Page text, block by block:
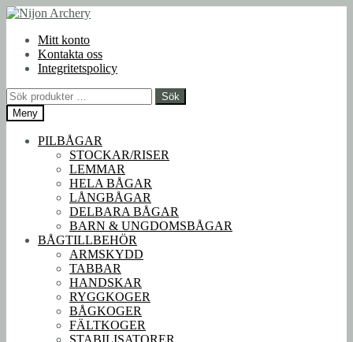
Hoppa
navigering
Hoppa
innehållMitt konto
Kontakta oss
Integritetspolicy
Sök
efter:
Sök
Meny
PILBÅGAR
STOCKAR/RISER
LEMMAR
HELA BÅGAR
LÅNGBÅGAR
DELBARA BÅGAR
BARN & UNGDOMSBÅGAR
BÅGTILLBEHÖR
ARMSKYDD
TABBAR
HANDSKAR
RYGGKOGER
BÅGKOGER
FÄLTKOGER
STABILISATORER